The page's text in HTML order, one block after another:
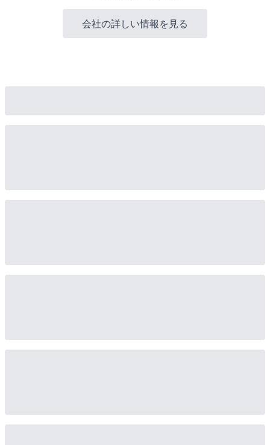
会社の詳しい情報を見る